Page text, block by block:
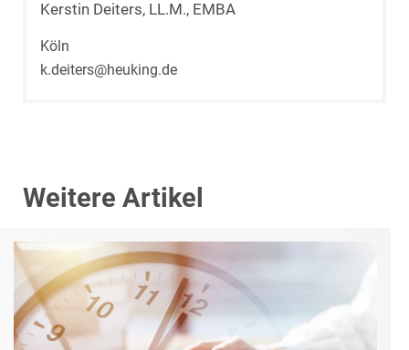
Kerstin Deiters, LL.M., EMBA
Köln
k.deiters@heuking.de
Weitere Artikel